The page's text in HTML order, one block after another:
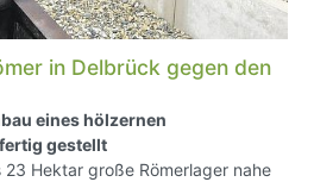
in Delbrück gegen den
eines hölzernen
gestellt
23 Hektar große Römerlager nahe